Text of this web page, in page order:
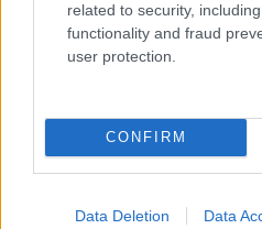
related to security,
functionality and fraud
user protection.
CONFIRM
Data Deletion Data